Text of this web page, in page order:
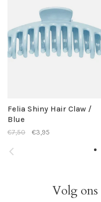
Felia Shiny Hair Claw /
Blue
€7,50 €3,95
Volg ons